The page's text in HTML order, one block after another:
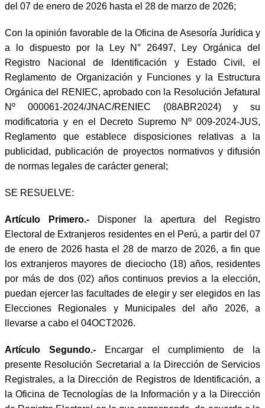
del 07 de enero de 2026 hasta el 28 de marzo de 2026;
Con la opinión favorable de la Oficina de Asesoría Jurídica y
a lo dispuesto por la Ley N° 26497, Ley Orgánica del
Registro Nacional de Identificación y Estado Civil, el
Reglamento de Organización y Funciones y la Estructura
Orgánica del RENIEC, aprobado con la Resolución Jefatural
Nº 000061-2024/JNAC/RENIEC (08ABR2024) y su
modificatoria y en el Decreto Supremo Nº 009-2024-JUS,
Reglamento que establece disposiciones relativas a la
publicidad, publicación de proyectos normativos y difusión
de normas legales de carácter general;
SE RESUELVE:
Artículo Primero.-
Disponer la apertura del Registro
Electoral de Extranjeros residentes en el Perú, a partir del 07
de enero de 2026 hasta el 28 de marzo de 2026, a fin que
los extranjeros mayores de dieciocho (18) años, residentes
por más de dos (02) años continuos previos a la elección,
puedan ejercer las facultades de elegir y ser elegidos en las
Elecciones Regionales y Municipales del año 2026, a
llevarse a cabo el 04OCT2026.
Artículo Segundo.-
Encargar el cumplimiento de la
presente Resolución Secretarial a la Dirección de Servicios
Registrales, a la Dirección de Registros de Identificación, a
la Oficina de Tecnologías de la Información y a la Dirección